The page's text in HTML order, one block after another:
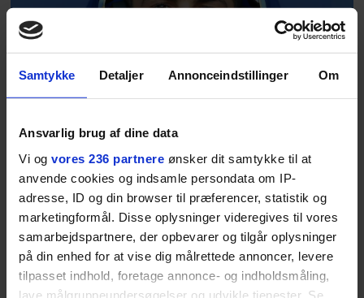
Samtykke Detaljer Annonceindstillinger Om
Ansvarlig brug af dine data
Vi og vores 236 partnere ønsker dit samtykke til at
anvende cookies og indsamle persondata om IP-
adresse, ID og din browser til præferencer, statistik og
marketingformål. Disse oplysninger videregives til vores
samarbejdspartnere, der opbevarer og tilgår oplysninger
på din enhed for at vise dig målrettede annoncer, levere
tilpasset indhold, foretage annonce- og indholdsmåling,
lave målgruppeundersøgelser og udvikle tjenester. Se
SOMMERAVISEN
Lige til Soundboksen: Her
er Euromans ultimative
playliste til solskinsvejret
Mangler du et velklingende lydtæppe til din
sommerfest? Vi kommer dig til undsætning med
vores playliste, der passer perfekt til en dansk